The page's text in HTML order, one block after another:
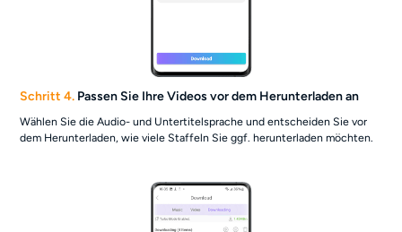
Schritt 4. Passen Sie Ihre Videos vor dem Herunterladen an
Wählen Sie die Audio- und Untertitelsprache und entscheiden Sie vor
dem Herunterladen, wie viele Staffeln Sie ggf. herunterladen möchten.